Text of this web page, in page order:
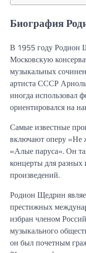
Биография
В 1955 году Родион
Московскую
музыкальных
артиста СССР
иногда использовал
ориентировался на
Самые известные
включают оперу «Не
«Алые паруса». Он
концерты для
произведений.
Родион Щедрин
престижных
избран членом
музыкального
он был почетным